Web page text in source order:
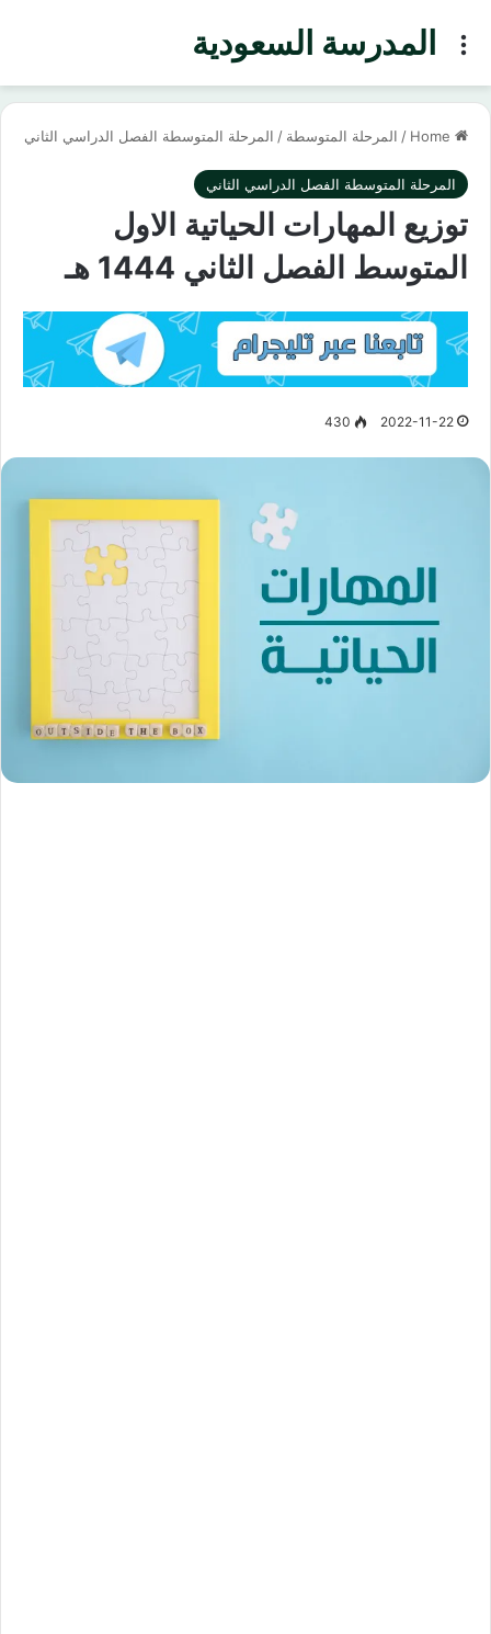
المدرسة السعوديةMenu
/ المرحلة المتوسطة / المرحلة المتوسطة الفصل الدراسي الثاني
المرحلة المتوسطة الفصل الدراسي الثاني
توزيع المهارات الحياتية الاول
المتوسط الفصل الثاني 1444 هـ
2022-11-22
430